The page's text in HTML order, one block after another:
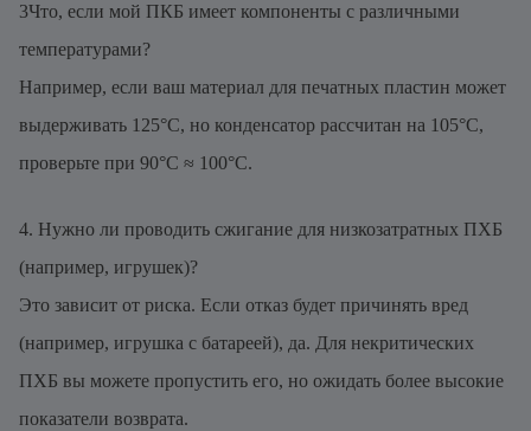
3Что, если мой ПКБ имеет компоненты с различными
температурами?
Например, если ваш материал для печатных пластин может
выдерживать 125°C, но конденсатор рассчитан на 105°C,
проверьте при 90°C ≈ 100°C.
4. Нужно ли проводить сжигание для низкозатратных ПХБ
(например, игрушек)?
Это зависит от риска. Если отказ будет причинять вред
(например, игрушка с батареей), да. Для некритических
ПХБ вы можете пропустить его, но ожидать более высокие
показатели возврата.